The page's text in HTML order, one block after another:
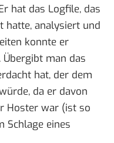
hat das Logfile, das
hatte, analysiert und
konnte er
man das
hat, der dem
da er davon
Hoster war (ist so
Schlage eines